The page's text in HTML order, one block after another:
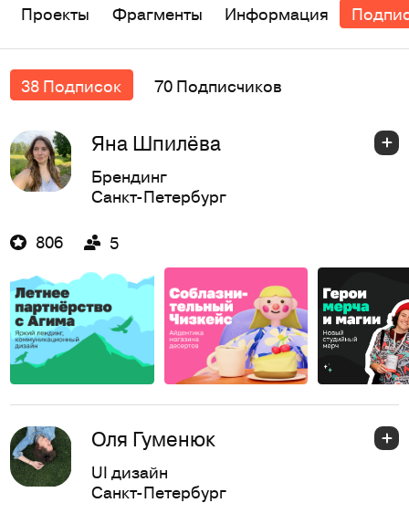
Проекты Фрагменты Информация
38 Подписок 70 Подписчиков
Яна Шпилёва
Брендинг
Санкт-Петербург
806 5
Оля Гуменюк
UI дизайн
Санкт-Петербург